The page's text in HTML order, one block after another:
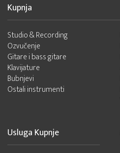
Kupnja
Studio & Recording
Ozvučenje
Gitare i bass gitare
Klavijature
Bubnjevi
Ostali instrumenti
Usluga Kupnje